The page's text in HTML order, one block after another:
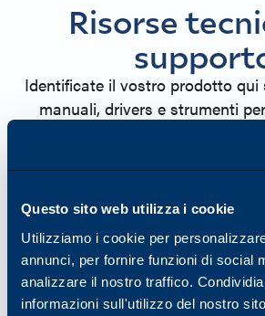
Questo sito web utilizza i cookie
Utilizziamo i cookie per
annunci, per fornire funzioni di social
analizzare il nostro traffico.
informazioni sull'utilizzo del nostro
Risorse
Identificate il vostro prodotto
manuali, drivers e strumenti
vostra trasformazione digitale.
quello che state cercando?
semplice, oppure